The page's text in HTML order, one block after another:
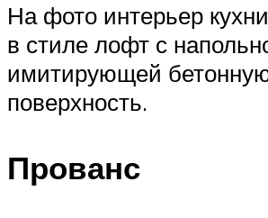
На фото интерьер
в стиле лофт с
имитирующей
поверхность.
Прованс